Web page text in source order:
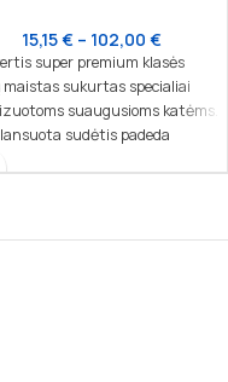
15,15€ – 102,00 €
super premium klasės
maistas sukurtas specialiai
suaugusioms katėms.
sudėtis padeda
jūsų augintinio sveikatą ir